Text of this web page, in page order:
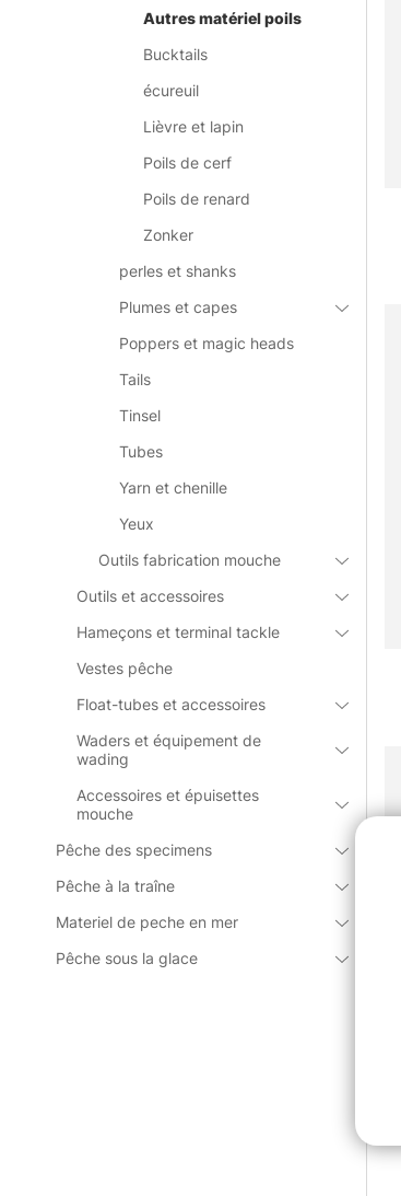
Autres matériel poils
Bucktails
écureuil
Lièvre et lapin
Poils de cerf
Poils de renard
Zonker
perles et shanks
Plumes et capes
Poppers et magic heads
Tails
Tinsel
Tubes
Yarn et chenille
Yeux
Outils fabrication mouche
Outils et accessoires
Hameçons et terminal tackle
Vestes pêche
Float-tubes et accessoires
Waders et équipement de
wading
Accessoires et épuisettes
mouche
Pêche des specimens
Pêche à la traîne
Materiel de peche en mer
Pêche sous la glace